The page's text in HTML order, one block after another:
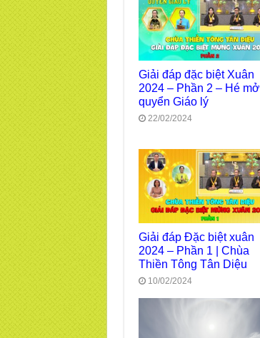
Giải đáp đặc biệt Xuân
2024 – Phần 2 – Hé mở
quyển Giáo lý
22/02/2024
Giải đáp Đặc biệt xuân
2024 – Phần 1 | Chùa
Thiền Tông Tân Diệu
10/02/2024